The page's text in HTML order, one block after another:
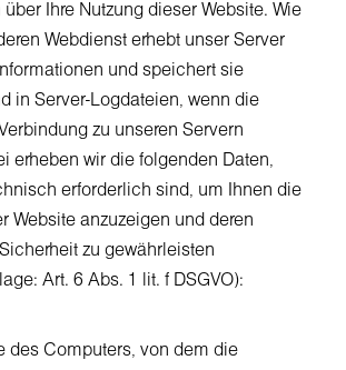
über Ihre Nutzung dieser Website. Wie
Webdienst erhebt unser Server
und speichert sie
in Server-Logdateien, wenn die
zu unseren Servern
erheben wir die folgenden Daten,
erforderlich sind, um Ihnen die
Website anzuzeigen und deren
zu gewährleisten
Art. 6 Abs. 1 lit. f DSGVO):
des Computers, von dem die